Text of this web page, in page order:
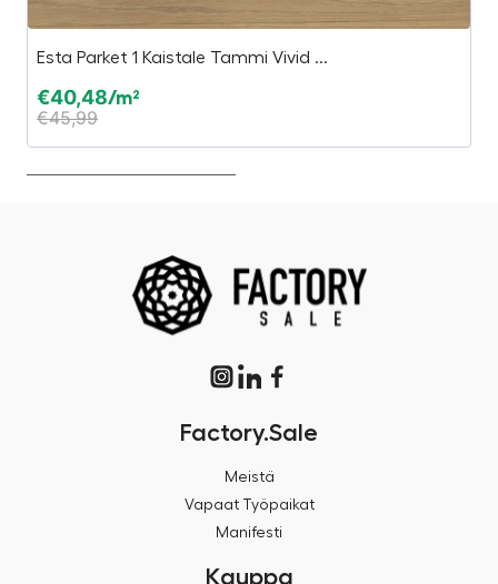
Esta Parket 1 Kaistale Tammi Vivid ...
€40,48/m²
€45,99
Factory.Sale
Meistä
Vapaat Työpaikat
Manifesti
Kauppa